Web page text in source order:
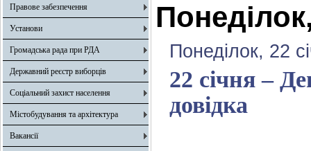
Правове забезпечення
Установи
Громадська рада при РДА
Державний реєстр виборців
Соціальний захист населення
Містобудування та архітектура
Вакансії
Понеділок, 22
22 січня –
довідка